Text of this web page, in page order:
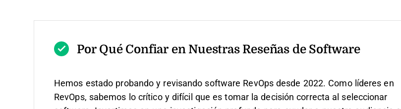
Por Qué Confiar en Nuestras Reseñas de Software
Hemos estado probando y revisando software RevOps desde 2022. Como líderes en
RevOps, sabemos lo crítico y difícil que es tomar la decisión correcta al seleccionar